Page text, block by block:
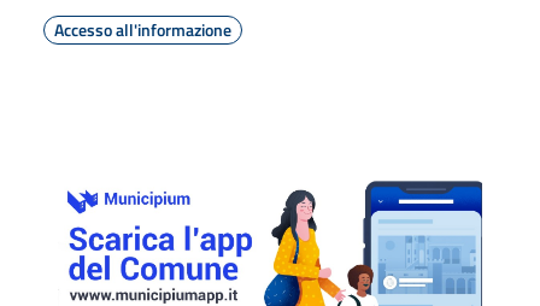
Accesso all'informazione